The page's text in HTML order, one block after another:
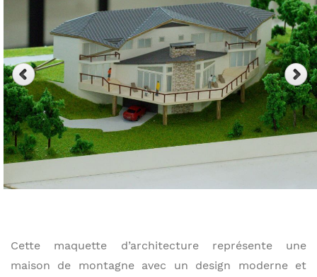
Cette maquette d’architecture représente une
maison de montagne avec un design moderne et